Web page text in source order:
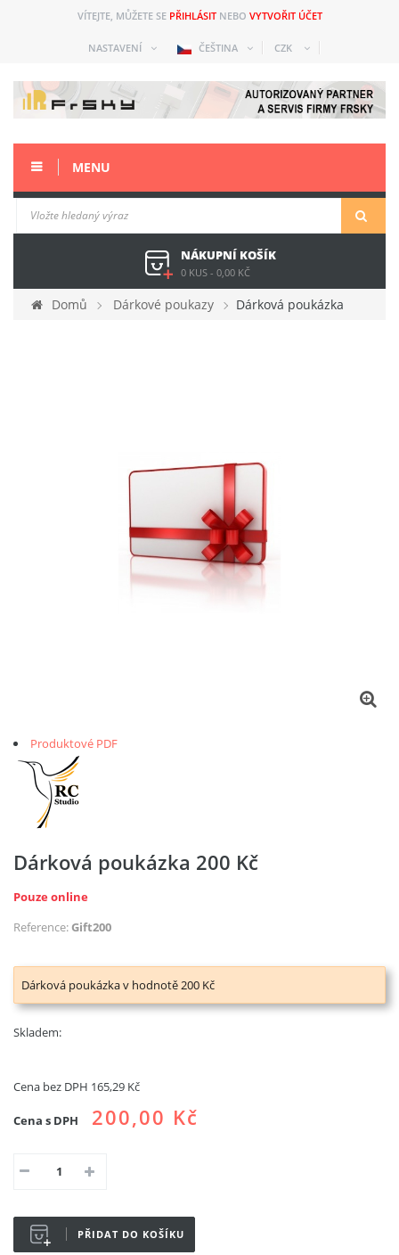
VÍTEJTE, MŮŽETE SE PŘIHLÁSIT NEBO VYTVOŘIT ÚČET
NASTAVENÍ ČEŠTINA CZK
MENU
NÁKUPNÍ KOŠÍK
0 KUS - 0,00 KČ
Domů Dárkové poukazy
Dárková poukázka
Produktové PDF
Dárková poukázka 200 Kč
Pouze online
Reference:Gift200
Dárková poukázka v hodnotě 200 Kč
Skladem:
Cena bez DPH 165,29 Kč
Cena s DPH 200,00 Kč
PŘIDAT DO KOŠÍKU